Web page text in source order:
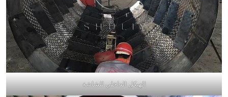
الهيكل الداخلي للشاشة